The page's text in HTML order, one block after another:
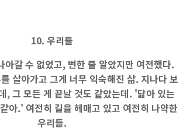
10. 우리들
아갈 수 없었고, 변한 줄 알았지만 여전했다.
살아가고 그게 너무 익숙해진 삶. 지나다 보
, 그 모든 게 끝날 것도 같았는데. '닮아 있는
아.' 여전히 길을 헤매고 있고 여전히 나약한
우리들.